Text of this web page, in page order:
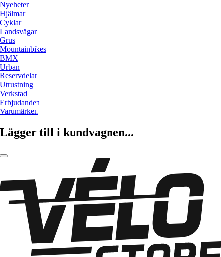
Nyeheter
Hjälmar
Cyklar
Landsvägar
Grus
Mountainbikes
BMX
Urban
Reservdelar
Utrustning
Verkstad
Erbjudanden
Varumärken
Lägger till i kundvagnen...